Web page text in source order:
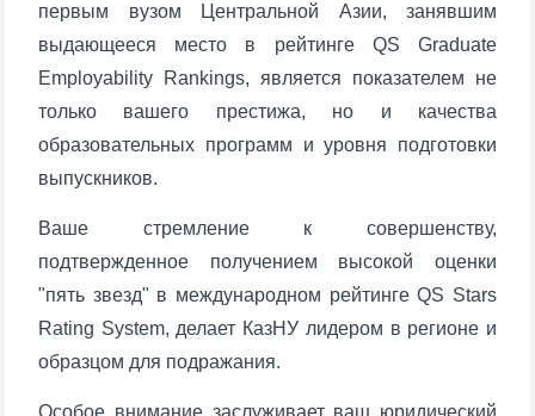
первым вузом Центральной Азии, занявшим
выдающееся место в рейтинге QS Graduate
Employability Rankings, является показателем не
только вашего престижа, но и качества
образовательных программ и уровня подготовки
выпускников.
Ваше стремление к совершенству,
подтвержденное получением высокой оценки
"пять звезд" в международном рейтинге QS Stars
Rating System, делает КазНУ лидером в регионе и
образцом для подражания.
Особое внимание заслуживает ваш юридический